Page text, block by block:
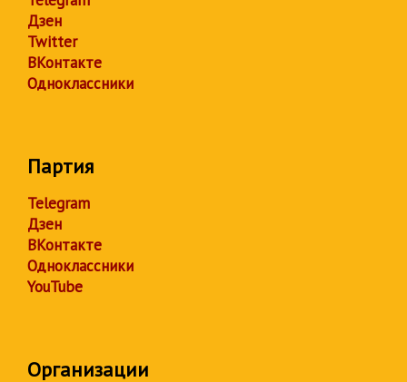
Дзен
Twitter
ВКонтакте
Одноклассники
Партия
Telegram
Дзен
ВКонтакте
Одноклассники
YouTube
Организации